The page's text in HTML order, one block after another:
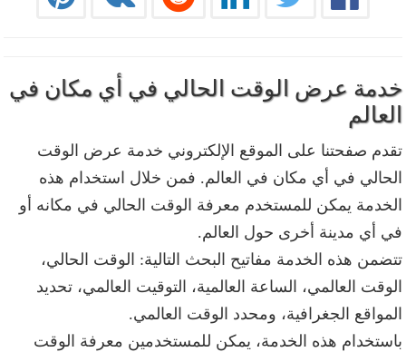
عرض الوقت الحالي في أي مكان في
صفحتنا على الموقع الإلكتروني خدمة عرض الوقت
في أي مكان في العالم. فمن خلال استخدام هذه
يمكن للمستخدم معرفة الوقت الحالي في مكانه أو
أي مدينة أخرى حول العالم.
هذه الخدمة مفاتيح البحث التالية: الوقت الحالي،
العالمي، الساعة العالمية، التوقيت العالمي، تحديد
الجغرافية، ومحدد الوقت العالمي.
هذه الخدمة، يمكن للمستخدمين معرفة الوقت